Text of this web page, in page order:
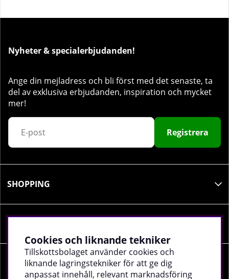
Nyheter & specialerbjudanden!
Ange din mejladress och bli först med det senaste, ta
del av exklusiva erbjudanden, inspiration och mycket
mer!
Registrera
SHOPPING
SOCIALA MEDIER
Cookies och liknande tekniker
Tillskottsbolaget använder cookies och
liknande lagringstekniker för att ge dig
anpassat innehåll, relevant marknadsföring